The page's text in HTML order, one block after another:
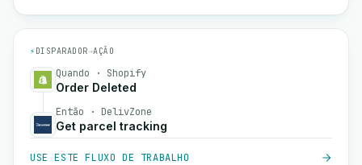
⚡ DISPARADOR→AÇÃO
Quando · Shopify
Order Deleted
Então · DelivZone
Get parcel tracking
USE ESTE FLUXO DE TRABALHO